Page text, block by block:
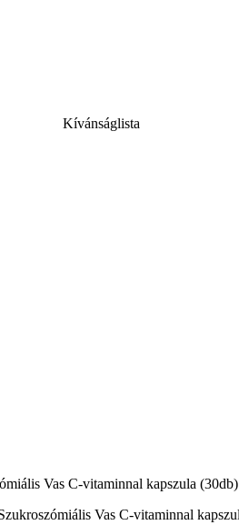
Kívánságlista
Vas C-vitaminnal kapszula (30db)